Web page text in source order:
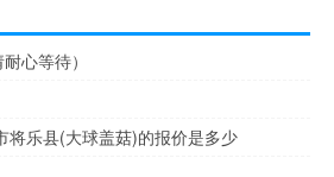
心等待）
将乐县(大球盖菇)的报价是多少